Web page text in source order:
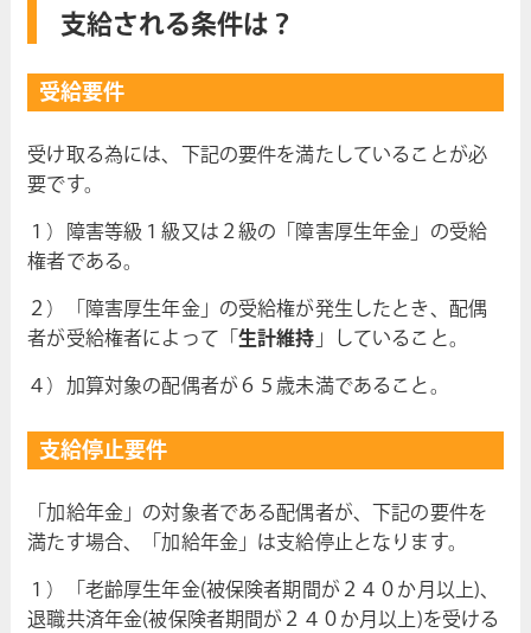
支給される条件は？
受給要件
受け取る為には、下記の要件を満たしていることが必
要です。
１）障害等級１級又は２級の「障害厚生年金」の受給
権者である。
２）「障害厚生年金」の受給権が発生したとき、配偶
者が受給権者によって「生計維持」していること。
４）加算対象の配偶者が６５歳未満であること。
支給停止要件
「加給年金」の対象者である配偶者が、下記の要件を
満たす場合、「加給年金」は支給停止となります。
１）「老齢厚生年金(被保険者期間が２４０か月以上)、
退職共済年金(被保険者期間が２４０か月以上)を受ける